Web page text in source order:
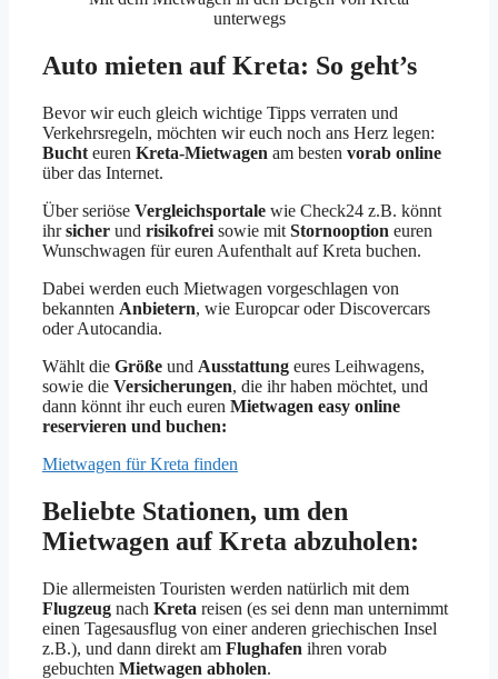
unterwegs
Auto mieten auf Kreta: So geht’s
Bevor wir euch gleich wichtige Tipps verraten und
Verkehrsregeln, möchten wir euch noch ans Herz legen:
Bucht euren Kreta-Mietwagen am besten vorab online
über das Internet.
Über seriöse Vergleichsportale wie Check24 z.B. könnt
ihrsicher und risikofrei sowie mit Stornooption euren
Wunschwagen für euren Aufenthalt auf Kreta buchen.
Dabei werden euch Mietwagen vorgeschlagen von
bekannten Anbietern, wie Europcar oder Discovercars
oder Autocandia.
Wählt die Größe und Ausstattung eures Leihwagens,
sowie die Versicherungen, die ihr haben möchtet, und
dann könnt ihr euch euren Mietwagen easy online
reservieren und buchen:
Mietwagen für Kreta finden
Beliebte Stationen, um den
Mietwagen auf Kreta abzuholen:
Die allermeisten Touristen werden natürlich mit dem
Flugzeug nach Kreta reisen (es sei denn man unternimmt
einen Tagesausflug von einer anderen griechischen Insel
z.B.), und dann direkt am Flughafen ihren vorab
gebuchten Mietwagen abholen.